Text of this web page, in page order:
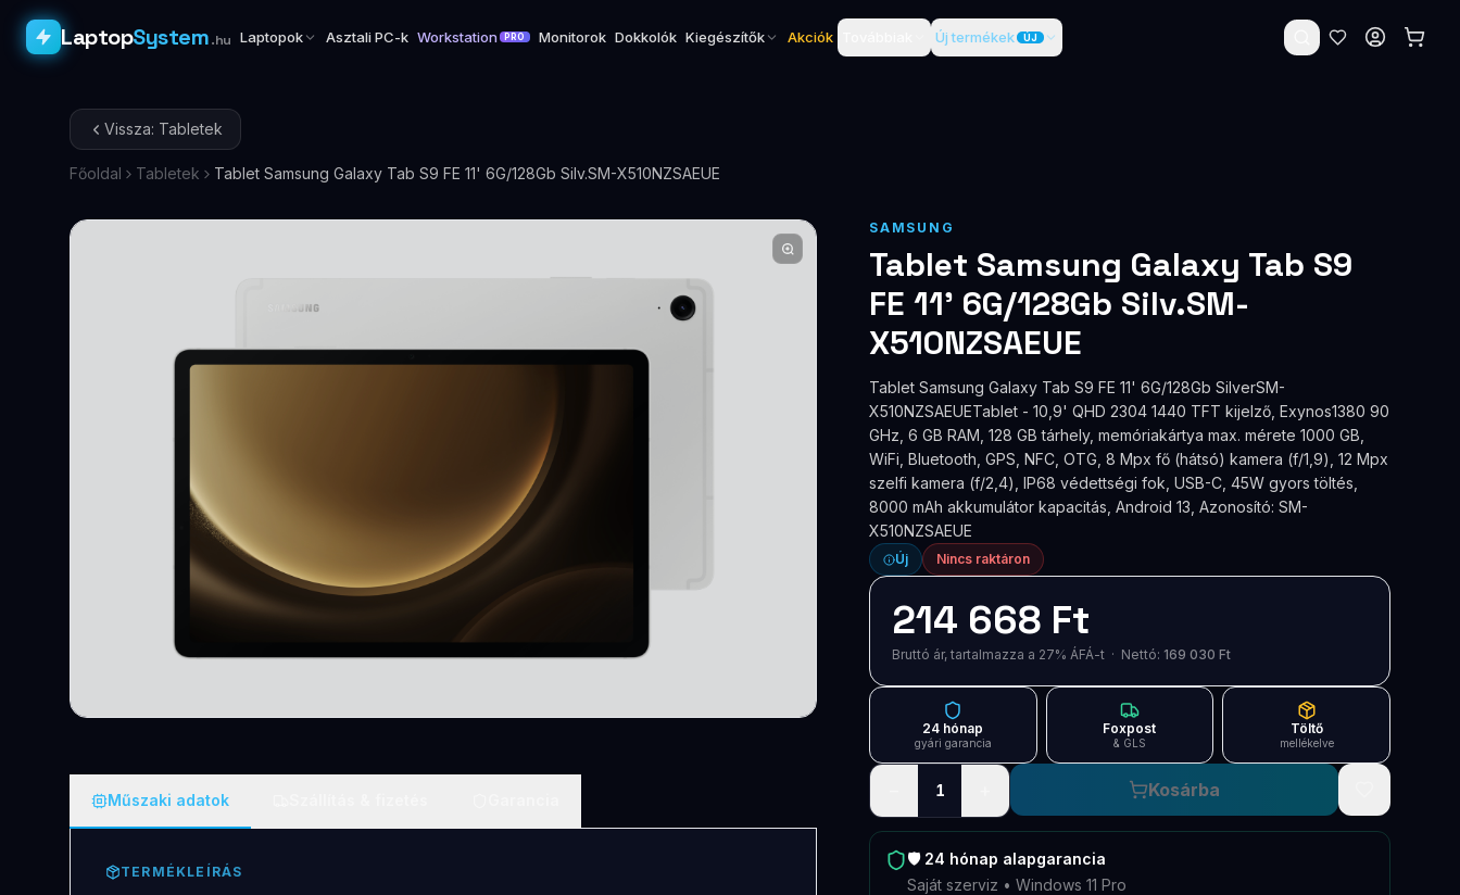
LaptopSystem.hu Laptopok Asztali PC-k Workstation PRO Monitorok Dokkolók Kiegészítők Akciók Új termékek ÚJ
Vissza: Tabletek
Főoldal Tabletek Tablet Samsung Galaxy Tab S9 FE 11' 6G/128Gb Silv.SM-X510NZSAEUE
SAMSUNG
Tablet Samsung Galaxy Tab S9
FE 11' 6G/128Gb Silv.SM-
X510NZSAEUE
Tablet Samsung Galaxy Tab S9 FE 11' 6G/128Gb SilverSM-
X510NZSAEUETablet - 10,9' QHD 2304 1440 TFT kijelző, Exynos1380 90
GHz, 6 GB RAM, 128 GB tárhely, memóriakártya max. mérete 1000 GB,
WiFi, Bluetooth, GPS, NFC, OTG, 8 Mpx fő (hátsó) kamera (f/1,9), 12 Mpx
szelfi kamera (f/2,4), IP68 védettségi fok, USB-C, 45W gyors töltés,
8000 mAh akkumulátor kapacitás, Android 13, Azonosító: SM-
X510NZSAEUE
Új Nincs raktáron
214 668 Ft
Bruttó ár, tartalmazza a 27% ÁFÁ-t · Nettó: 169 030 Ft
24 hónap
gyári garancia
Foxpost
& GLS
Töltő
mellékelve
1 Kosárba
🛡️ 24 hónap alapgarancia
Saját szerviz • Windows 11 Pro
Műszaki adatok
TERMÉKLEÍRÁS